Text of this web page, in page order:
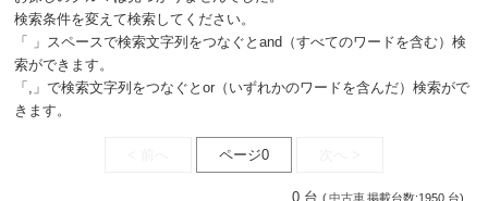
検索条件を変えて検索してください。
「 」スペースで検索文字列をつなぐとand（すべてのワードを含む）検
索ができます。
「,」で検索文字列をつなぐとor（いずれかのワードを含んだ）検索がで
きます。
ページ0
0 台 (中古車掲載台数:1950 台)